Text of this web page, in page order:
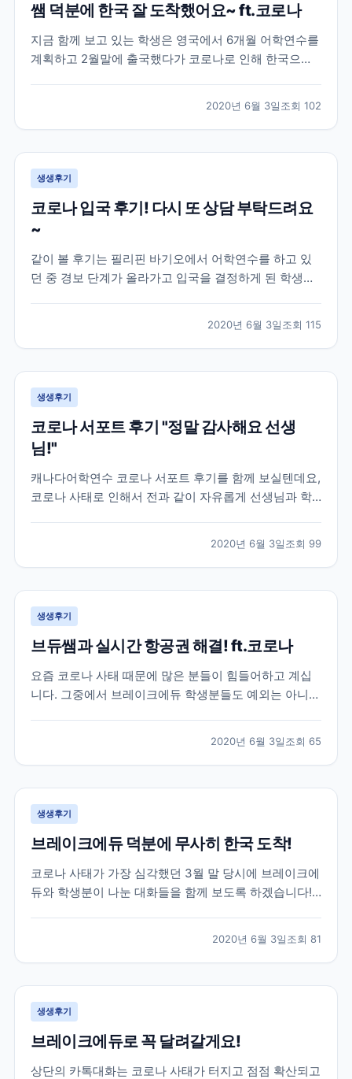
쌤 덕분에 한국 잘 도착했어요~ ft.코로나
지금 함께 보고 있는 학생은 영국에서 6개월 어학연수를
계획하고 2월말에 출국했다가 코로나로 인해 한국으로
으로 아무래도 시기가 시기인지라 돌아오는 항공편을 구
하기 어렵다보니 브레이크에듀 쌤에게 항공권에 대한 조
언과...
2020년 6월 3일조회 102
생생후기
코로나 입국 후기! 다시 또 상담 부탁드려요
~
같이 볼 후기는 필리핀 바기오에서 어학연수를 하고 있
던 중 경보 단계가 올라가고 입국을 결정하게 된 학생과
이 한국으로 귀국하기 위해 이용해야 하는 상황인데도
공항까지 이동조차 어려워 지던 상황이라 상황이 매우
급...
2020년 6월 3일조회 115
생생후기
코로나 서포트 후기 "정말 감사해요 선생
님!"
캐나다어학연수 코로나 서포트 후기를 함께 보실텐데요,
코로나 사태로 인해서 전과 같이 자유롭게 선생님과 학
을 위해 선생님과 학생들이 화상으로 수업하는 온라인
강의로 대체되었는데요. 학원 직원분들도 우리나라와 같
이 재택근...
2020년 6월 3일조회 99
생생후기
브듀쌤과 실시간 항공권 해결! ft.코로나
요즘 코로나 사태 때문에 많은 분들이 힘들어하고 계십
니다. 그중에서 브레이크에듀 학생분들도 예외는 아니었
이었지만 브레이크에듀는 함께 걱정하고 최선을 다해 옆
에서 서포트 해드리는 게 맞다고 생각합니다. 하단 카톡
은...
2020년 6월 3일조회 65
생생후기
브레이크에듀 덕분에 무사히 한국 도착!
코로나 사태가 가장 심각했던 3월 말 당시에 브레이크에
듀와 학생분이 나눈 대화들을 함께 보도록 하겠습니다!
어학연수를 계획하셨지만 3개월 정도 공부 후, 코로나
사태로 인해 어쩔 수 없이 다시 한국으로 돌아오기로 하
였...
2020년 6월 3일조회 81
생생후기
브레이크에듀로 꼭 달려갈게요!
상단의 카톡대화는 코로나 사태가 터지고 점점 확산되고